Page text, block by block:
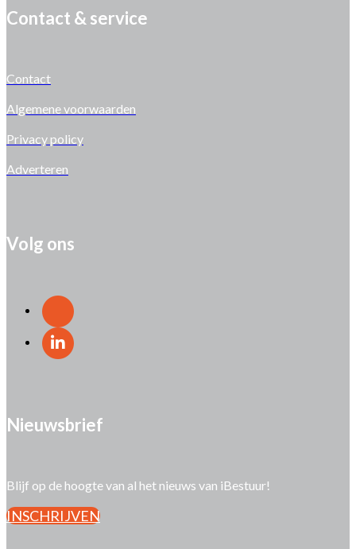
Contact & service
Contact
Algemene voorwaarden
Privacy policy
Adverteren
Volg ons
Nieuwsbrief
Blijf op de hoogte van al het nieuws van iBestuur!
INSCHRIJVEN